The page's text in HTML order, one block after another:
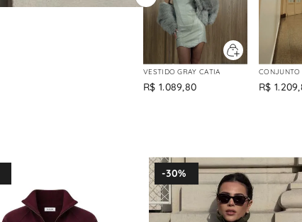
VESTIDO GRAY CATIA
R$ 1.089,80
CONJUNTO
R$ 1.209,
-30%